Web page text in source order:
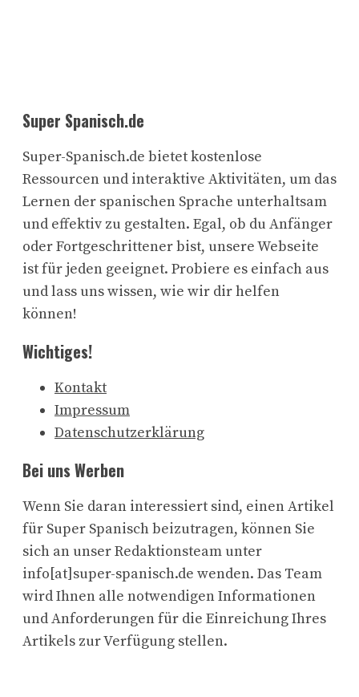
Super Spanisch.de
Super-Spanisch.de bietet kostenlose
Ressourcen und interaktive Aktivitäten, um das
Lernen der spanischen Sprache unterhaltsam
und effektiv zu gestalten. Egal, ob du Anfänger
oder Fortgeschrittener bist, unsere Webseite
ist für jeden geeignet. Probiere es einfach aus
und lass uns wissen, wie wir dir helfen
können!
Wichtiges!
Kontakt
Impressum
Datenschutzerklärung
Bei uns Werben
Wenn Sie daran interessiert sind, einen Artikel
für Super Spanisch beizutragen, können Sie
sich an unser Redaktionsteam unter
info[at]super-spanisch.de wenden. Das Team
wird Ihnen alle notwendigen Informationen
und Anforderungen für die Einreichung Ihres
Artikels zur Verfügung stellen.